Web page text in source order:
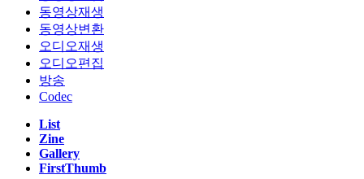
동영상재생
동영상변환
오디오재생
오디오편집
방송
Codec
List
Zine
Gallery
FirstThumb